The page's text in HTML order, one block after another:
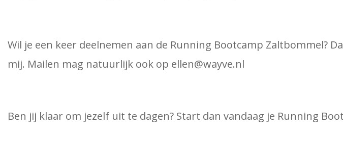
Wil je een keer deelnemen aan de Running Bootcamp Zaltbommel?
mij. Mailen mag natuurlijk ook op ellen@wayve.nl
Ben jij klaar om jezelf uit te dagen? Start dan vandaag je Running